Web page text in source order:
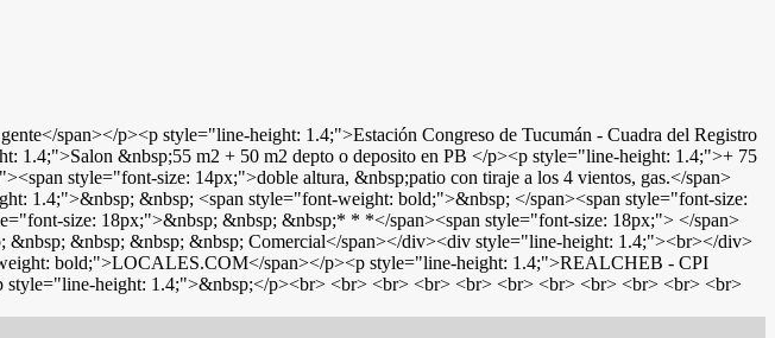
span></p><p style="line-height: 1.4;">Estación Congreso de Tucumán - Cuadra del Registro
&nbsp;55 m2 + 50 m2 depto o deposito en PB </p><p style="line-height: 1.4;">+ 75
style="font-size: 14px;">doble altura, &nbsp;patio con tiraje a los 4 vientos, gas.</span>
1.4;">&nbsp; &nbsp; <span style="font-weight: bold;">&nbsp; </span><span style="font-size:
size: 18px;">&nbsp; &nbsp; &nbsp;* * *</span><span style="font-size: 18px;"> </span>
&nbsp; &nbsp; &nbsp; Comercial</span></div><div style="line-height: 1.4;"><br></div>
bold;">LOCALES.COM</span></p><p style="line-height: 1.4;">REALCHEB - CPI
height: 1.4;">&nbsp;</p><br> <br> <br> <br> <br> <br> <br> <br> <br> <br> <br>